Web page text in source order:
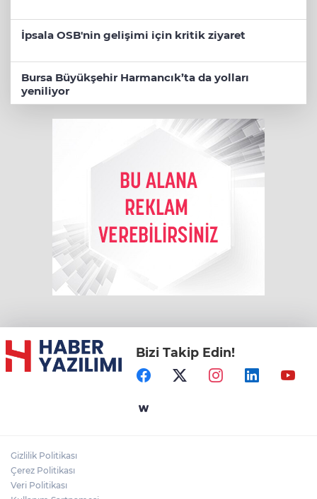
İpsala OSB'nin gelişimi için kritik ziyaret
Bursa Büyükşehir Harmancık’ta da yolları
yeniliyor
Bizi Takip Edin!
Gizlilik Politikası
Çerez Politikası
Veri Politikası